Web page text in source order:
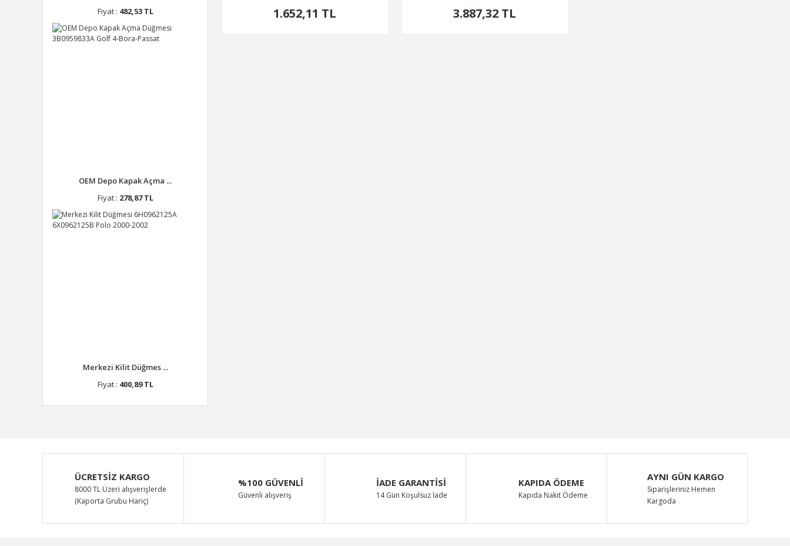
Fiyat : 482,53 TL
OEM Depo Kapak Açma ...
Fiyat : 278,87 TL
Merkezi Kilit Düğmes ...
Fiyat : 400,89 TL
1.652,11 TL 3.887,32 TL
ÜCRETSİZ KARGO
8000 TL Üzeri alışverişlerde
(Kaporta Grubu Hariç)
%100 GÜVENLİ
Güvenli alışveriş
İADE GARANTİSİ
14 Gün Koşulsuz İade
KAPIDA ÖDEME
Kapıda Nakit Ödeme
AYNI GÜN KARGO
Siparişleriniz Hemen
Kargoda